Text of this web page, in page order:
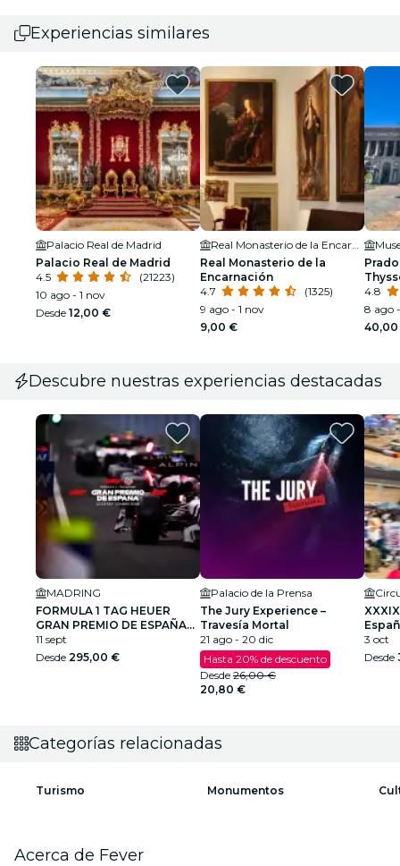
Experiencias similares
Palacio Real de Madrid
Palacio Real de Madrid
4.5
(21223)
10 ago - 1 nov
Desde 12,00 €
Real Monasterio de la
Encarnación
4.7
(1325)
9 ago - 1 nov
9,00 €
Arte
4.8
8 ago
Descubre nuestras experiencias destacadas
MADRING
FORMULA 1 TAG HEUER
GRAN PREMIO DE ESPAÑA
2026
11 sept
Desde 295,00 €
Palacio de la Prensa
The Jury Experience –
Travesía Mortal
21 ago - 20 dic
Hasta 20% de descuento
Desde 26,00 €
20,80 €
3 oct
Desde
Categorías relacionadas
Turismo Monumentos
Acerca de Fever